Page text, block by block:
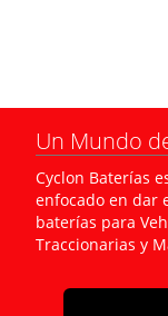
Un Mundo
Cyclon Baterías
enfocado en dar
baterías para
Traccionarias y